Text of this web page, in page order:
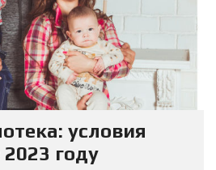
условия
году